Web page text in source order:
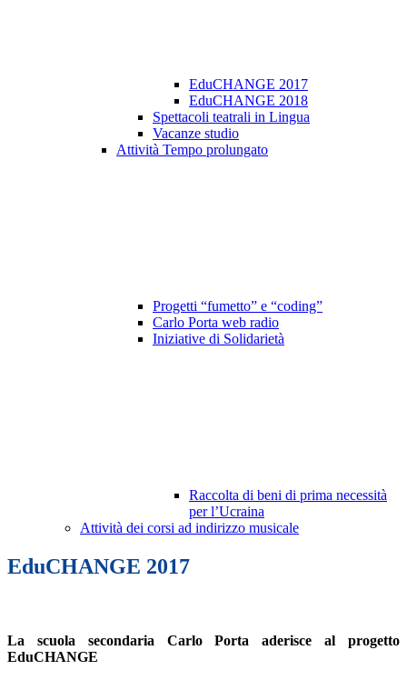
EduCHANGE 2017
EduCHANGE 2018
Spettacoli teatrali in Lingua
Vacanze studio
Attività Tempo prolungato
Progetti “fumetto” e “coding”
Carlo Porta web radio
Iniziative di Solidarietà
Raccolta di beni di prima necessità
per l’Ucraina
Attività dei corsi ad indirizzo musicale
EduCHANGE 2017
La scuola secondaria Carlo Porta aderisce al progetto
EduCHANGE